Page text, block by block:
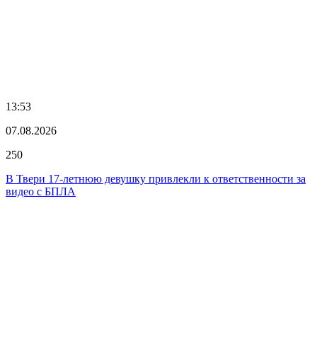
13:53
07.08.2026
250
В Твери 17-летнюю девушку привлекли к ответственности за
видео с БПЛА